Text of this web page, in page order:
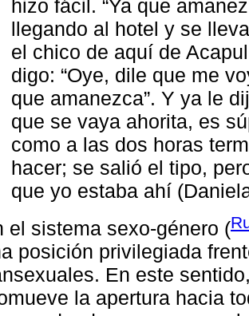
hizo fácil. “Ya que
llegando al hotel y se
el chico de aquí de
digo: “Oye, dile que me
que amanezca”. Y ya le
que se vaya ahorita, es
como a las dos horas
hacer; se salió el tipo,
que yo estaba ahí
el sistema sexo-género (
posición privilegiada
En este
la apertura hacia